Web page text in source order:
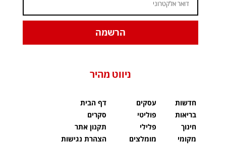
הרשמה
ניווט מהיר
חדשות
בריאות
חינוך
מקומי
עסקים
פוליטי
פלילי
מומלצים
דף הבית
סקרים
תקנון אתר
הצהרת נגישות